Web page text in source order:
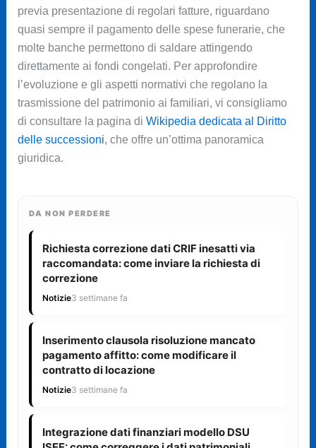
previa presentazione di regolari fatture, riguardano
quasi sempre il pagamento delle spese funerarie, che
molte banche permettono di saldare attingendo
direttamente ai fondi congelati. Per approfondire
l’evoluzione e gli aspetti normativi che regolano la
trasmissione del patrimonio ai familiari, vi consigliamo
di consultare la pagina di Wikipedia dedicata al Diritto
delle successioni, che offre un’ottima panoramica
giuridica.
DA NON PERDERE
Richiesta correzione dati CRIF inesatti via
raccomandata: come inviare la richiesta di
correzione
Notizie3 settimane fa
Inserimento clausola risoluzione mancato
pagamento affitto: come modificare il
contratto di locazione
Notizie3 settimane fa
Integrazione dati finanziari modello DSU